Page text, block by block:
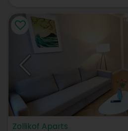
Zollikof Aparts